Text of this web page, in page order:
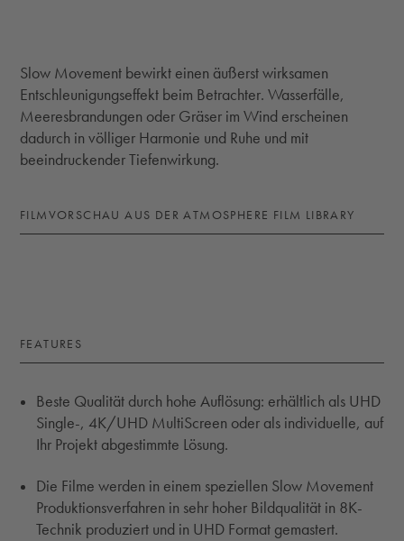
Slow Movement bewirkt einen äußerst wirksamen
Entschleunigungseffekt beim Betrachter. Wasserfälle,
Meeresbrandungen oder Gräser im Wind erscheinen
dadurch in völliger Harmonie und Ruhe und mit
beeindruckender Tiefenwirkung.
FILMVORSCHAU AUS DER ATMOSPHERE FILM LIBRARY
FEATURES
Beste Qualität durch hohe Auflösung: erhältlich als UHD
Single-, 4K/UHD MultiScreen oder als individuelle, auf
Ihr Projekt abgestimmte Lösung.
Die Filme werden in einem speziellen Slow Movement
Produktionsverfahren in sehr hoher Bildqualität in 8K-
Technik produziert und in UHD Format gemastert.